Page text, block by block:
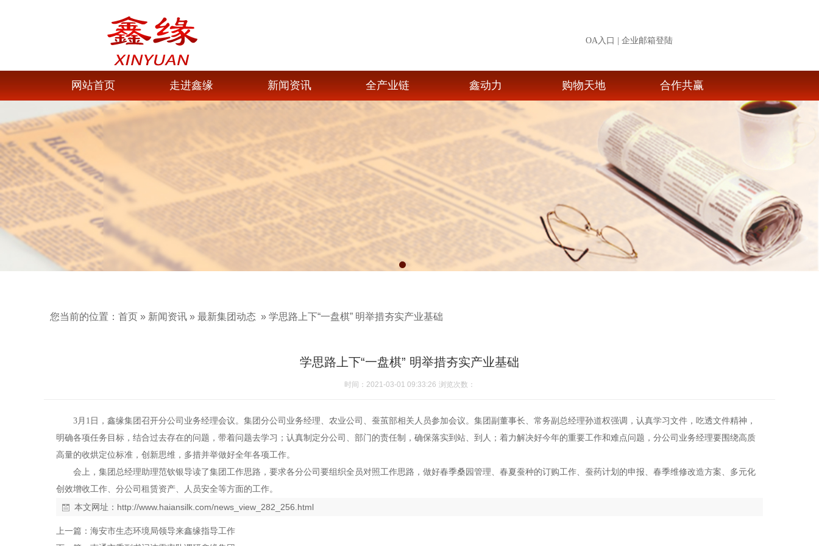
OA入口 企业邮箱登陆
网站首页 走进鑫缘 新闻资讯 全产业链 鑫动力 购物天地 合作共赢
1
您当前的位置： 首页 » 新闻资讯 » 最新集团动态 » 学思路上下“一盘棋” 明举措夯实产业基础
学思路上下“一盘棋” 明举措夯实产业基础
时间：2021-03-01 09:33:26 浏览次数：
3 月 1 日 ，鑫缘集团召开分公司业务经理会议。集团分公司业务经理、农业公司、蚕茧部相关人员参加会议。 集团副董事长、常务副总经理孙道权强调，认真学习文件，吃透文件精神，
明确各项任务目标，结合过去存在的问题，带着问题去学习；认真制定分公司、部门的责任制，确保落实到站、到人；着力解决好今年的重要工作和难点问题，分公司业务经理要围绕高质
高量的收烘定位标准，创新思维，多措并举做好全年各项工作。
会上，集团总经理助理范钦银导读了集团工作思路，要求各分公司要组织全员对照工作思路，做好春季桑园管理、春夏蚕种的订购工作、蚕药计划的申报、春季维修改造方案、多元化
创效增收工作、分公司租赁资产、人员安全等方面的工作。
本文网址： http://www.haiansilk.com/news_view_282_256.html
上一篇： 海安市生态环境局领导来鑫缘指导工作